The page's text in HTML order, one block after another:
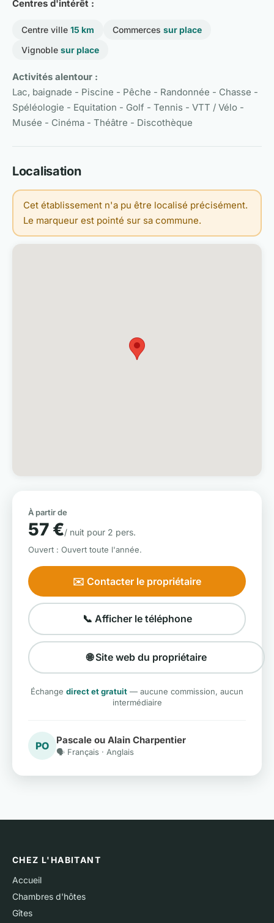
Centres d'intérêt :
Centre ville 15 km Commerces sur place
Vignoble sur place
Activités alentour :
Lac, baignade - Piscine - Pêche - Randonnée - Chasse -
Spéléologie - Equitation - Golf - Tennis - VTT / Vélo -
Musée - Cinéma - Théâtre - Discothèque
Localisation
Cet établissement n'a pu être localisé précisément.
Le marqueur est pointé sur sa commune.
À partir de
57 €/ nuit pour 2 pers.
Ouvert : Ouvert toute l'année.
✉️ Contacter le propriétaire
📞 Afficher le téléphone
🌐 Site web du propriétaire
Échange direct et gratuit — aucune commission, aucun
intermédiaire
PO Pascale ou Alain Charpentier
🗣️ Français · Anglais
CHEZ L'HABITANT
Accueil
Chambres d'hôtes
Gîtes